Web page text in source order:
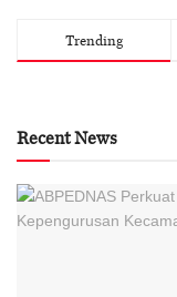
Trending
Recent News